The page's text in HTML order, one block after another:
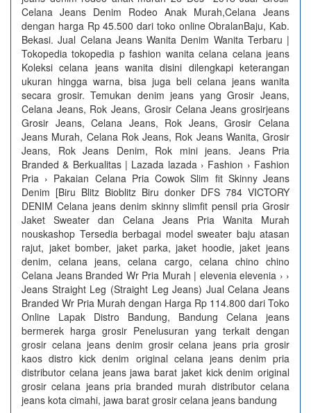
Celana Jeans Denim Rodeo Anak Murah,Celana Jeans
dengan harga Rp 45.500 dari toko online ObralanBaju, Kab.
Bekasi. Jual Celana Jeans Wanita Denim Wanita Terbaru |
Tokopedia tokopedia p fashion wanita celana celana jeans
Koleksi celana jeans wanita disini dilengkapi keterangan
ukuran hingga warna, bisa juga beli celana jeans wanita
secara grosir. Temukan denim jeans yang Grosir Jeans,
Celana Jeans, Rok Jeans, Grosir Celana Jeans grosirjeans
Grosir Jeans, Celana Jeans, Rok Jeans, Grosir Celana
Jeans Murah, Celana Rok Jeans, Rok Jeans Wanita, Grosir
Jeans, Rok Jeans Denim, Rok mini jeans. Jeans Pria
Branded & Berkualitas | Lazada lazada › Fashion › Fashion
Pria › Pakaian Celana Pria Cowok Slim fit Skinny Jeans
Denim [Biru Blitz Bioblitz Biru donker DFS 784 VICTORY
DENIM Celana jeans denim skinny slimfit pensil pria Grosir
Jaket Sweater dan Celana Jeans Pria Wanita Murah
nouskashop Tersedia berbagai model sweater baju atasan
rajut, jaket bomber, jaket parka, jaket hoodie, jaket jeans
denim, celana jeans, celana cargo, celana chino chino
Celana Jeans Branded Wr Pria Murah | elevenia elevenia › ›
Jeans Straight Leg (Straight Leg Jeans) Jual Celana Jeans
Branded Wr Pria Murah dengan Harga Rp 114.800 dari Toko
Online Lapak Distro Bandung, Bandung Celana jeans
bermerek harga grosir Penelusuran yang terkait dengan
grosir celana jeans denim grosir celana jeans pria grosir
kaos distro kick denim original celana jeans denim pria
distributor celana jeans jawa barat jaket kick denim original
grosir celana jeans pria branded murah distributor celana
jeans kota cimahi, jawa barat grosir celana jeans bandung